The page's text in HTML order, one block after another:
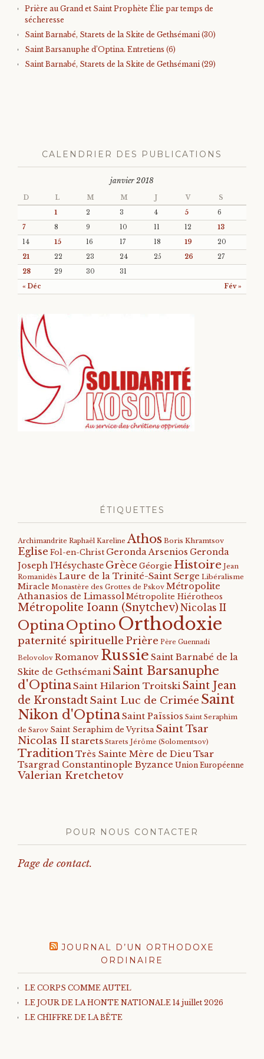
Prière au Grand et Saint Prophète Élie par temps de
sécheresse
Saint Barnabé, Starets de la Skite de Gethsémani (30)
Saint Barsanuphe d’Optina. Entretiens (6)
Saint Barnabé, Starets de la Skite de Gethsémani (29)
CALENDRIER DES PUBLICATIONS
janvier 2018
D L M M J V S
« Déc Fév »
1 2 3 4 5
6
7
8 9 10 11 12
13
14
15 16 17 18 19
20
21
22 23 24 25 26
27
28
29 30 31
ÉTIQUETTES
Archimandrite Raphaël Kareline Athos Boris Khramtsov
Eglise Fol-en-Christ Geronda Arsenios Geronda
Joseph l'Hésychaste Grèce Géorgie Histoire Jean
Romanidès Laure de la Trinité-Saint Serge Libéralisme
Miracle Monastère des Grottes de Pskov Métropolite
Athanasios de Limassol Métropolite Hiérotheos
Métropolite Ioann (Snytchev) Nicolas II
OptinaOptino Orthodoxie
paternité spirituelle Prière Père Guennadi
Belovolov Romanov Russie Saint Barnabé de la
Skite de Gethsémani Saint Barsanuphe
d'OptinaSaint Hilarion Troitski Saint Jean
de KronstadtSaint Luc de Crimée Saint
Nikon d'OptinaSaint Païssios Saint Seraphim
de Sarov Saint Seraphim de Vyritsa Saint Tsar
Nicolas II starets Starets Jérôme (Solomentsov)
TraditionTrès Sainte Mère de DieuTsar
Tsargrad Constantinople Byzance Union Européenne
Valerian Kretchetov
POUR NOUS CONTACTER
Page de contact.
JOURNAL D’UN ORTHODOXE
ORDINAIRE
LE CORPS COMME AUTEL
LE JOUR DE LA HONTE NATIONALE 14 juillet 2026
LE CHIFFRE DE LA BÊTE